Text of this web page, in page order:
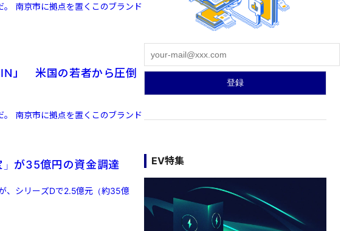
南京市に拠点を置くこのブランド
」 米国の若者から圧倒
南京市に拠点を置くこのブランド
が35億円の資金調達
、シリーズDで2.5億元（約35億
EV特集